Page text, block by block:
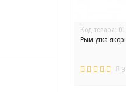
Код товара:
Рым утка
3